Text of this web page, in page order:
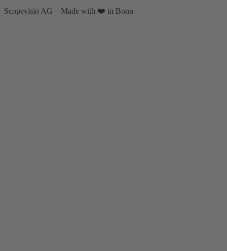
Scopevisio AG – Made with ❤️ in Bonn